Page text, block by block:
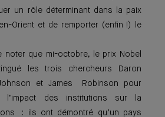
un rôle déterminant dans la paix
Orient et de remporter (enfin !) le
noter que mi-octobre, le prix Nobel
les trois chercheurs Daron
et James Robinson pour
l’impact des institutions sur la
: ils ont démontré qu’un pays